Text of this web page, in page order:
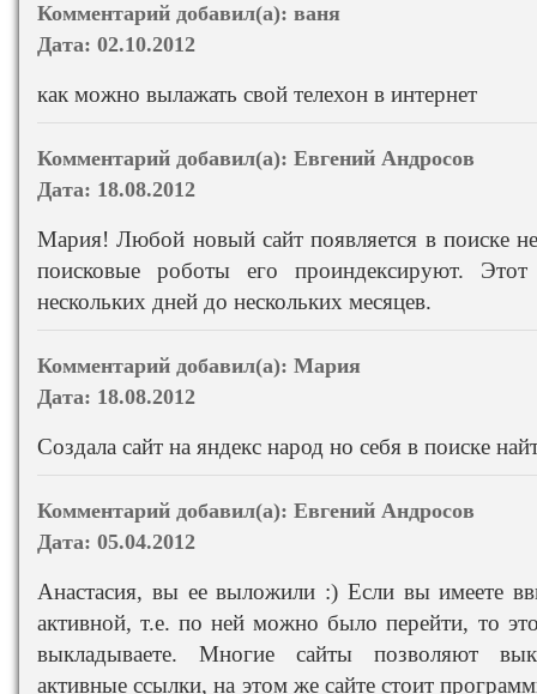
Комментарий добавил(а): ваня
Дата: 02.10.2012
как можно вылажать свой телехон в интернет
Комментарий добавил(а): Евгений Андросов
Дата: 18.08.2012
Мария! Любой новый сайт появляется в поиске не
поисковые роботы его проиндексируют.
нескольких дней до нескольких месяцев.
Комментарий добавил(а): Мария
Дата: 18.08.2012
Создала сайт на яндекс народ но себя в поиске
Комментарий добавил(а): Евгений Андросов
Дата: 05.04.2012
Анастасия, вы ее выложили :) Если вы имеете
активной, т.е. по ней можно было перейти, то
выкладываете. Многие сайты позволяют
активные ссылки, на этом же сайте стоит